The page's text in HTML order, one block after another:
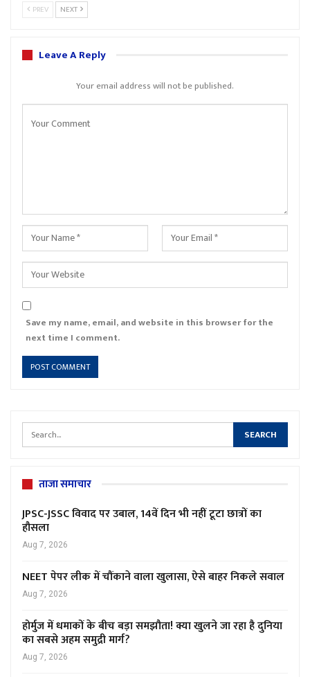
PREV NEXT
Leave A Reply
Your email address will not be published.
Save my name, email, and website in this browser for the
next time I comment.
ताजा समाचार
JPSC-JSSC विवाद पर उबाल, 14वें दिन भी नहीं टूटा छात्रों का
हौसला
Aug 7, 2026
NEET पेपर लीक में चौंकाने वाला खुलासा, ऐसे बाहर निकले सवाल
Aug 7, 2026
होर्मुज में धमाकों के बीच बड़ा समझौता! क्या खुलने जा रहा है दुनिया
का सबसे अहम समुद्री मार्ग?
Aug 7, 2026